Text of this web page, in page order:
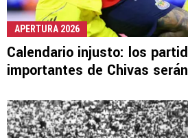
APERTURA 2026
Calendario injusto: los
importantes de Chivas